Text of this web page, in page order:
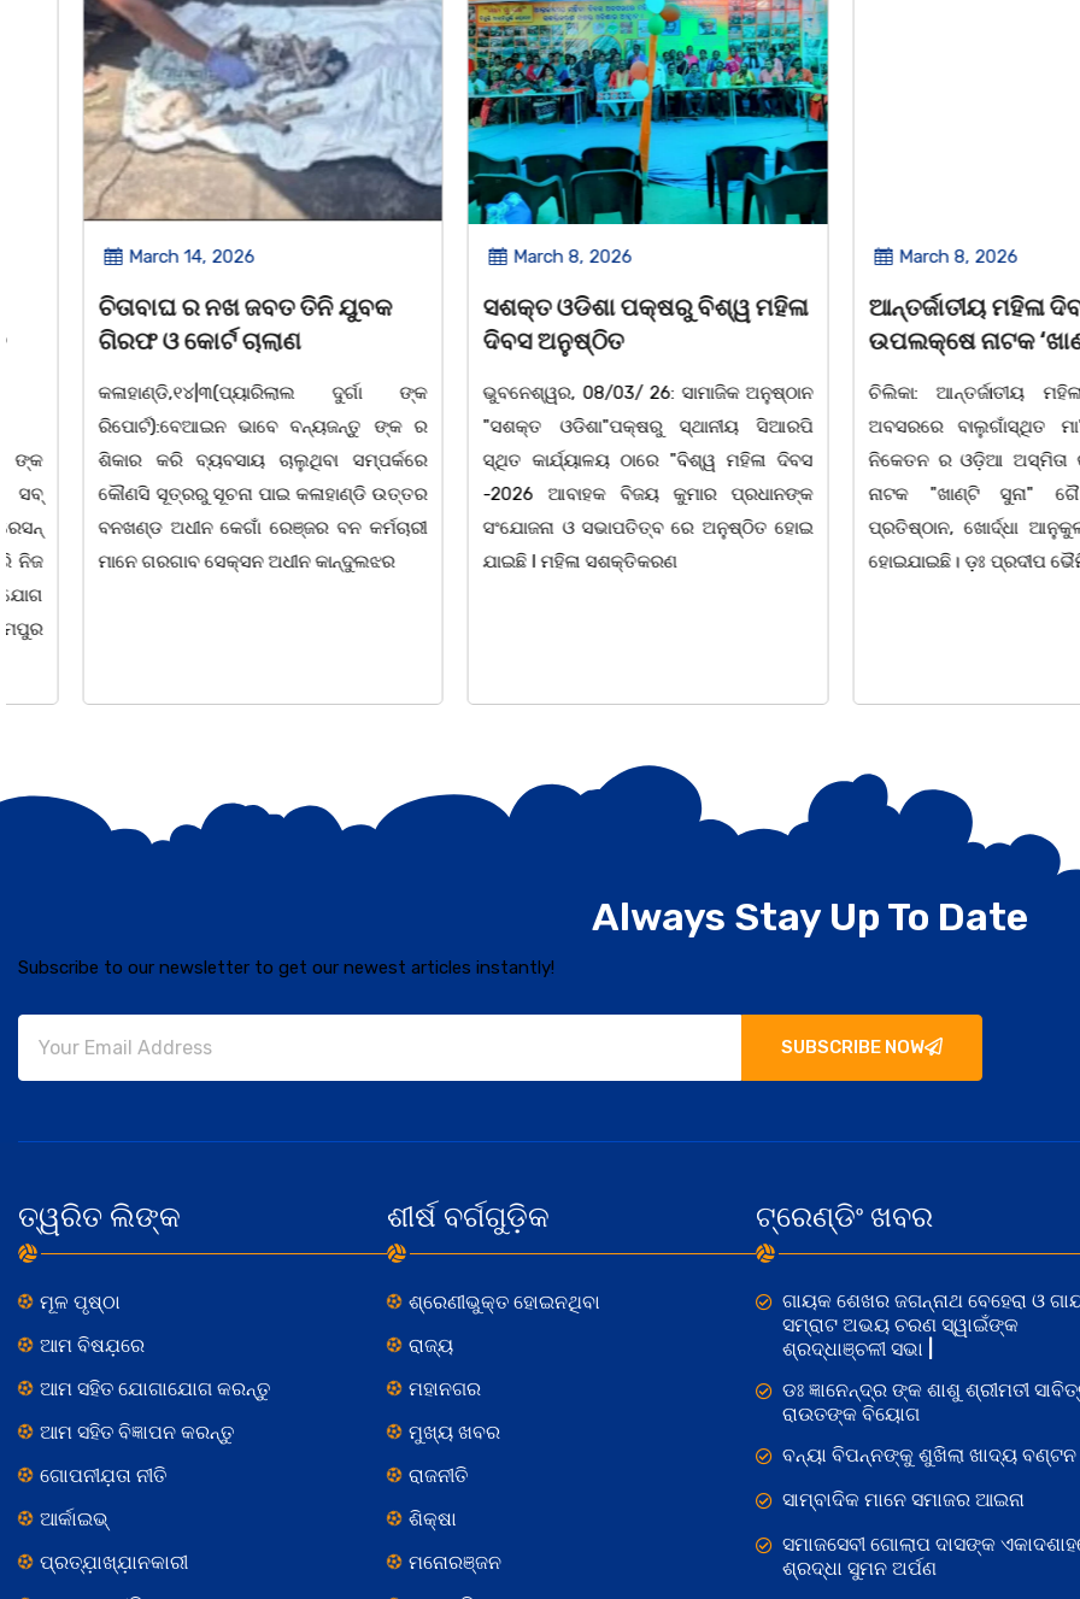
March 14, 2026
ଚିତାବାଘ ର ନଖ ଜବତ ତିନି ଯୁବକ
ଗିରଫ ଓ କୋର୍ଟ ଚାଲାଣ
କଳାହାଣ୍ଡି,୧୪|୩(ପ୍ୟାରିଲାଲ ଦୁର୍ଗା ଙ୍କ
ରିପୋର୍ଟ):ବେଆଇନ ଭାବେ ବନ୍ୟଜନ୍ତୁ ଙ୍କ ର
ଶିକାର କରି ବ୍ୟବସାୟ ଚାଲୁଥିବା ସମ୍ପର୍କରେ
କୌଣସି ସୂତ୍ରରୁ ସୂଚନା ପାଇ କଳାହାଣ୍ଡି ଉତ୍ତର
ବନଖଣ୍ଡ ଅଧୀନ କେଗାଁ ରେଞ୍ଜର ବନ କର୍ମଚାରୀ
ମାନେ ଗରଗାବ ସେକ୍ସନ ଅଧୀନ କାନ୍ଦୁଲଝର
March 8, 2026
ସଶକ୍ତ ଓଡିଶା ପକ୍ଷରୁ ବିଶ୍ୱ ମହିଳା
ଦିବସ ଅନୁଷ୍ଠିତ
ଭୁବନେଶ୍ୱର, 08/03/ 26: ସାମାଜିକ ଅନୁଷ୍ଠାନ
"ସଶକ୍ତ ଓଡିଶା"ପକ୍ଷରୁ ସ୍ଥାନୀୟ ସିଆରପି
ସ୍ଥିତ କାର୍ଯ୍ୟାଳୟ ଠାରେ "ବିଶ୍ୱ ମହିଳା ଦିବସ
-2026 ଆବାହକ ବିଜୟ କୁମାର ପ୍ରଧାନଙ୍କ
ସଂଯୋଜନା ଓ ସଭାପତିତ୍ବ ରେ ଅନୁଷ୍ଠିତ ହୋଇ
ଯାଇଛି l ମହିଳା ସଶକ୍ତିକରଣ
March 8, 2026
ଆନ୍ତର୍ଜାତୀୟ ମହିଳା ଦିବସ
ଉପଲକ୍ଷେ ନାଟକ ‘ଖାଣ୍ଟି
ଚିଲିକା: ଆନ୍ତର୍ଜାତୀୟ ମହିଳା
ଅବସରରେ ବାଲୁଗାଁସ୍ଥିତ ମା'
ନିକେତନ ର ଓଡ଼ିଆ ଅସ୍ମିତା ଉପରେ
ନାଟକ "ଖାଣ୍ଟି ସୁନା" ଗୈ।ରୀ
ପ୍ରତିଷ୍ଠାନ, ଖୋର୍ଦ୍ଧା ଆନୁକୁଲ୍ୟରେ
ହୋଇଯାଇଛି। ଡ଼ଃ ପ୍ରଦୀପ ଭୈମିକ ଙ୍କ
Always Stay Up To Date
Subscribe to our newsletter to get our newest articles instantly!
SUBSCRIBE NOW
ତ୍ୱରିତ ଲିଙ୍କ
ମୂଳ ପୃଷ୍ଠା
ଆମ ବିଷଯ଼ରେ
ଆମ ସହିତ ଯୋଗାଯୋଗ କରନ୍ତୁ
ଆମ ସହିତ ବିଜ୍ଞାପନ କରନ୍ତୁ
ଗୋପନୀଯ଼ତା ନୀତି
ଆର୍କାଇଭ୍
ପ୍ରତ୍ଯ଼ାଖ୍ଯ଼ାନକାରୀ
ଶୀର୍ଷ ବର୍ଗଗୁଡ଼ିକ
ଶ୍ରେଣୀଭୁକ୍ତ ହୋଇନଥିବା
ରାଜ୍ୟ
ମହାନଗର
ମୁଖ୍ୟ ଖବର
ରାଜନୀତି
ଶିକ୍ଷା
ମନୋରଞ୍ଜନ
ଟ୍ରେଣ୍ଡିଂ ଖବର
ଗାୟକ ଶେଖର ଜଗନ୍ନାଥ ବେହେରା ଓ
ସମ୍ରାଟ ଅଭୟ ଚରଣ ସ୍ୱାଇଁଙ୍କ
ଶ୍ରଦ୍ଧାଞ୍ଚଳୀ ସଭା |
ଡଃ ଜ୍ଞାନେନ୍ଦ୍ର ଙ୍କ ଶାଶୁ ଶ୍ରୀମତୀ
ରାଉତଙ୍କ ବିୟୋଗ
ବନ୍ୟା ବିପନ୍ନଙ୍କୁ ଶୁଖିଲା ଖାଦ୍ୟ ବଣ୍ଟନ
ସାମ୍ବାଦିକ ମାନେ ସମାଜର ଆଇନା
ସମାଜସେବୀ ଗୋଲାପ ଦାସଙ୍କ
ଶ୍ରଦ୍ଧା ସୁମନ ଅର୍ପଣ